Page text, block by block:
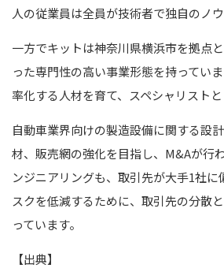
人の従業員は全員が技術者で独自のノ
一方でキットは神奈川県横浜市を拠点
った専門性の高い事業形態を持ってい
率化する人材を育て、スペシャリストと
自動車業界向けの製造設備に関する設
材、販売網の強化を目指し、M&Aが行
ンジニアリングも、取引先が大手1社に
スクを低減するために、取引先の分散
っています。
【出典】